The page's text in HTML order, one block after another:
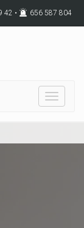
42 • 656 587 804
Toggle